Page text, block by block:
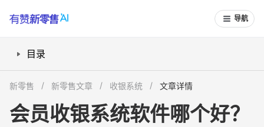
导航
目录
收银软件价格与售后服务如何评估？
新零售 新零售文章 收银系统 文章详情
会员收银系统软件哪个好？